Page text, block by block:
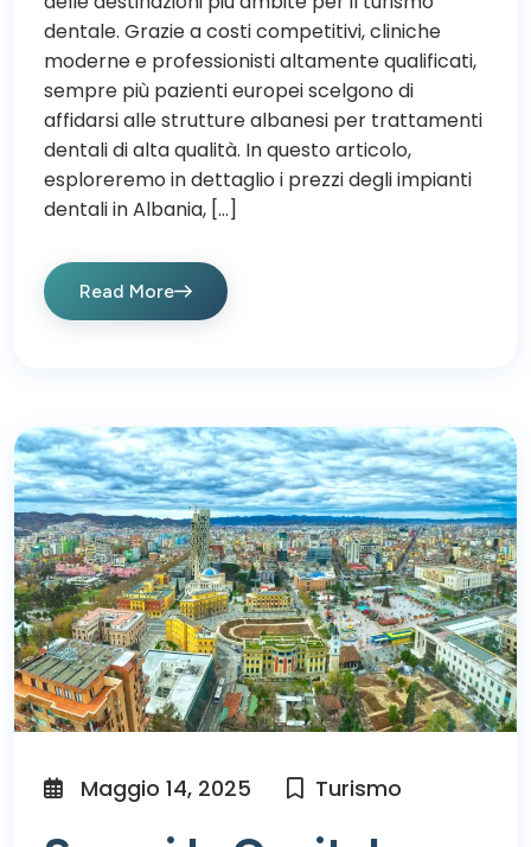
dentale. Grazie a costi competitivi, cliniche
moderne e professionisti altamente qualificati,
sempre più pazienti europei scelgono di
affidarsi alle strutture albanesi per trattamenti
dentali di alta qualità. In questo articolo,
esploreremo in dettaglio i prezzi degli impianti
dentali in Albania, […]
Read More
Maggio 14, 2025 Turismo